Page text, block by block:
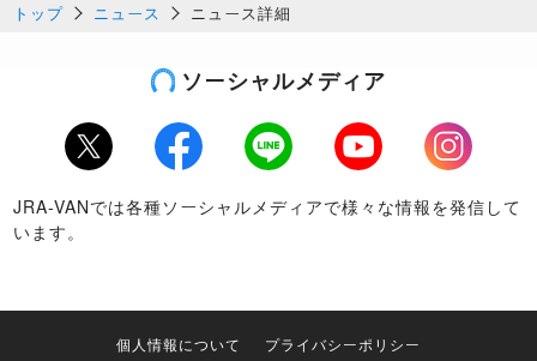
トップ ニュース ニュース詳細
ソーシャルメディア
Twitter Facebook LINE Youtube
Instagram
JRA-VANでは各種ソーシャルメディアで様々な情報を発信して
います。
個人情報について プライバシーポリシー